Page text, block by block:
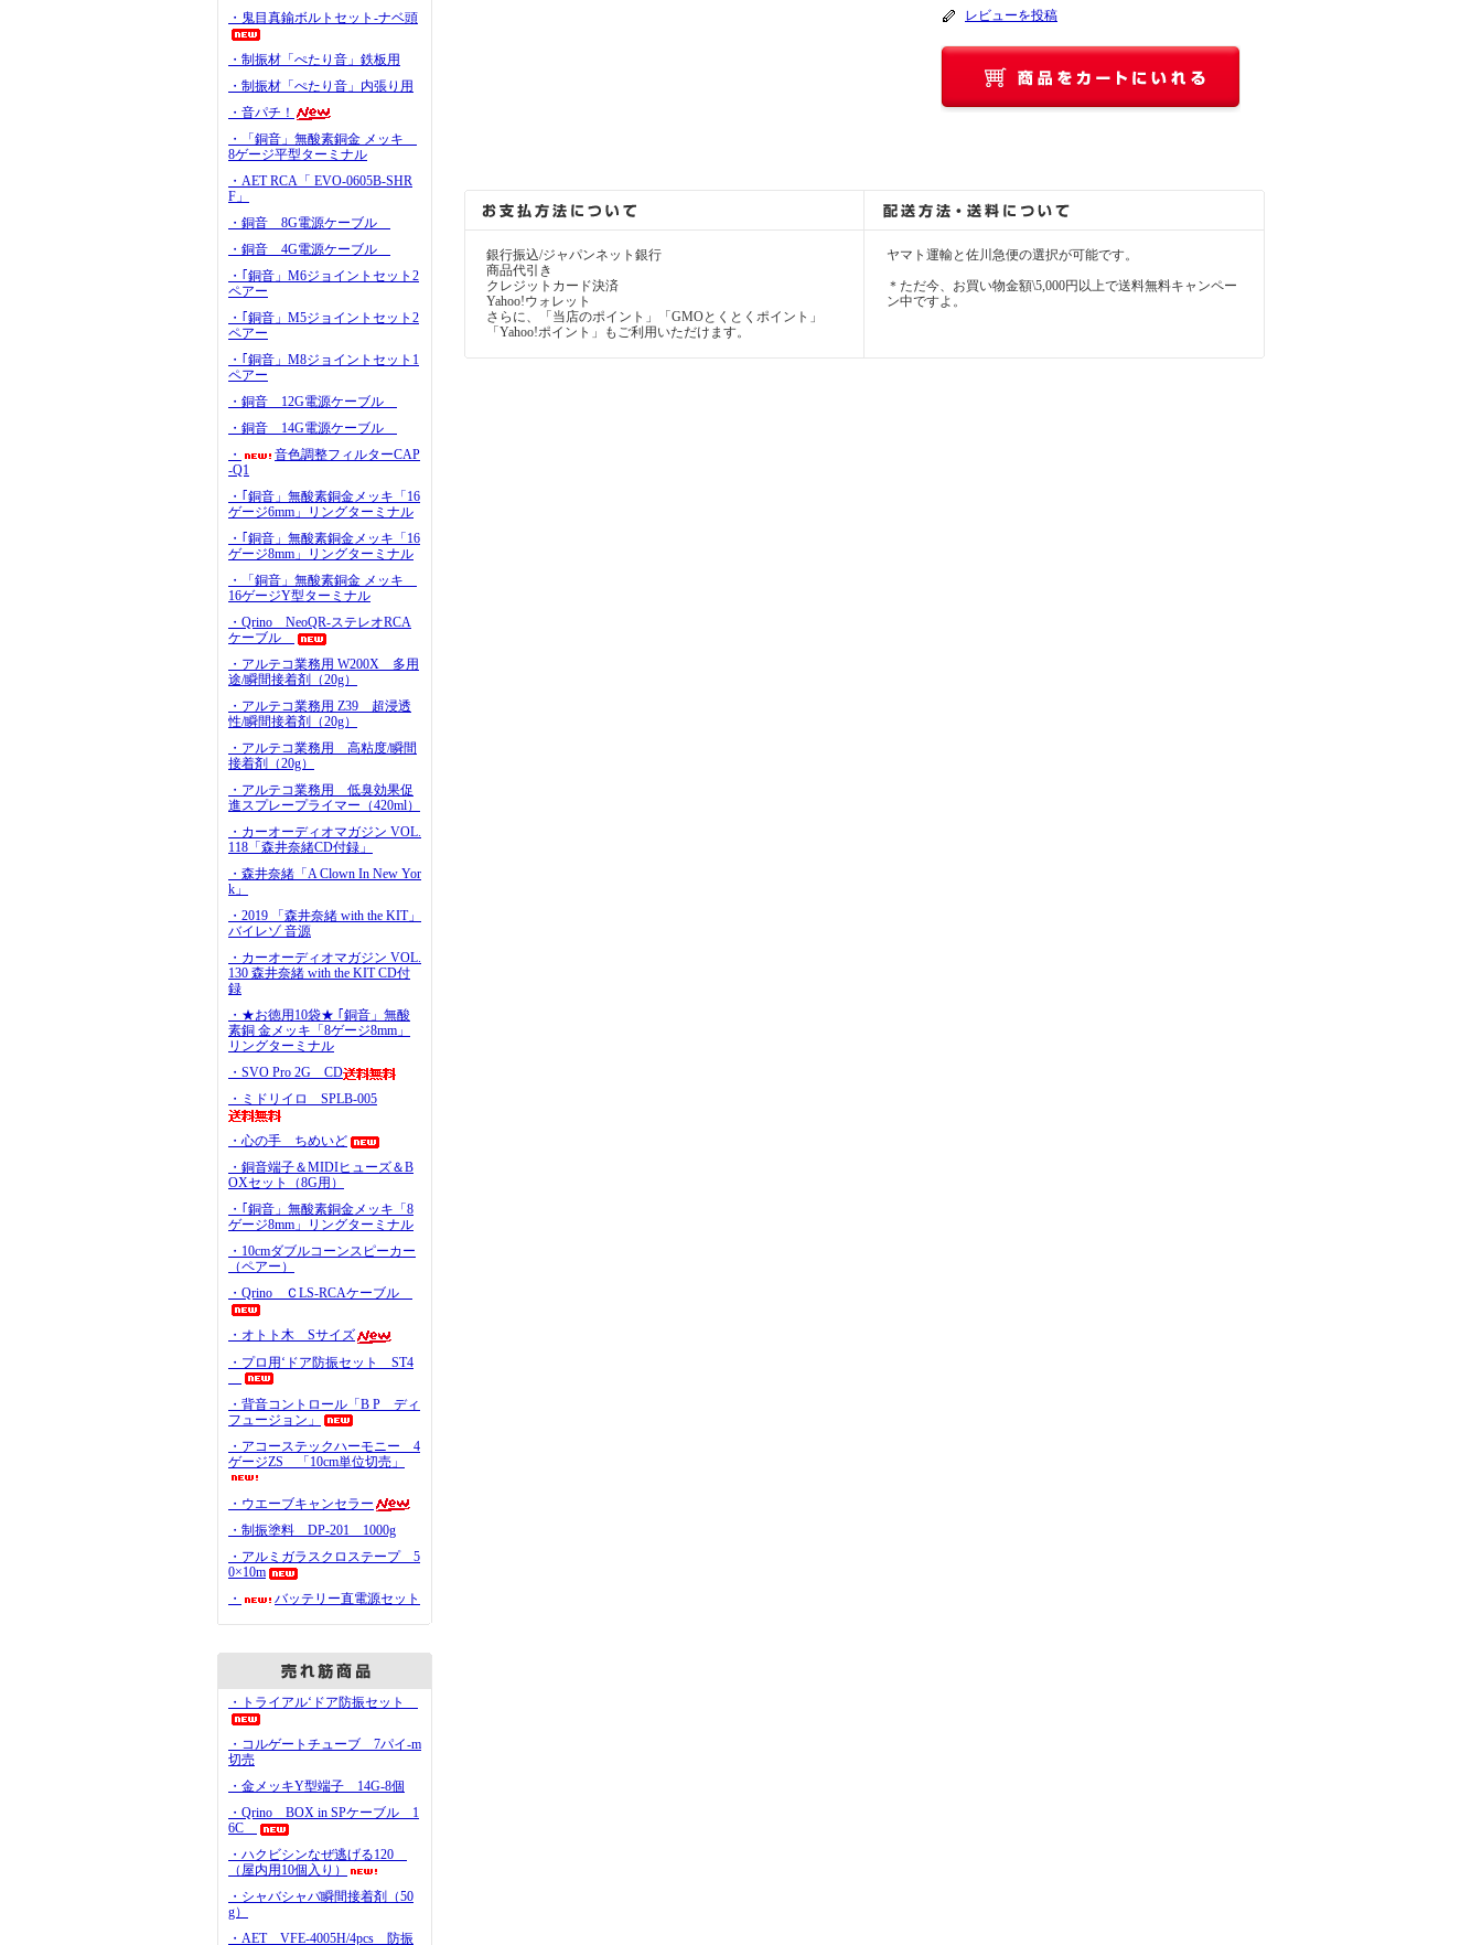
・鬼目真鍮ボルトセット-ナベ頭
・制振材「ぺたり音」鉄板用
・制振材「ぺたり音」内張り用
・音パチ！
・「銅音」無酸素銅金 メッキ
8ゲージ平型ターミナル
・AET RCA「 EVO-0605B-SHR
F」
・銅音 8G電源ケーブル
・銅音 4G電源ケーブル
・｢銅音」M6ジョイントセット2
ペアー
・｢銅音」M5ジョイントセット2
ペアー
・｢銅音」M8ジョイントセット1
ペアー
・銅音 12G電源ケーブル
・銅音 14G電源ケーブル
・
音色調整フィルターCAP
-Q1
・｢銅音」無酸素銅金メッキ「16
ゲージ6mm」リングターミナル
・｢銅音」無酸素銅金メッキ「16
ゲージ8mm」リングターミナル
・「銅音」無酸素銅金 メッキ
16ゲージY型ターミナル
・Qrino NeoQR-ステレオRCA
ケーブル
・アルテコ業務用 W200X 多用
途/瞬間接着剤（20g）
・アルテコ業務用 Z39 超浸透
性/瞬間接着剤（20g）
・アルテコ業務用 高粘度/瞬間
接着剤（20g）
・アルテコ業務用 低臭効果促
進スプレープライマー（420ml）
・カーオーディオマガジン VOL.
118「森井奈緒CD付録」
・森井奈緒「A Clown In New Yor
k」
・2019 「森井奈緒 with the KIT」
バイレゾ 音源
・カーオーディオマガジン VOL.
130 森井奈緒 with the KIT CD付
録
・★お徳用10袋★ ｢銅音」無酸
素銅 金メッキ「8ゲージ8mm」
リングターミナル
・SVO Pro 2G CD
・ミドリイロ SPLB-005
・心の手 ちめいど
・銅音端子＆MIDIヒューズ＆B
OXセット（8G用）
・｢銅音」無酸素銅金メッキ「8
ゲージ8mm」リングターミナル
・10cmダブルコーンスピーカー
（ペアー）
・Qrino ＣLS-RCAケーブル
・オトト木 Sサイズ
・プロ用‘ドア防振セット ST4
・背音コントロール「B P ディ
フュージョン」
・アコーステックハーモニー 4
ゲージZS 「10cm単位切売」
・ウエーブキャンセラー
・制振塗料 DP-201 1000g
・アルミガラスクロステープ 5
0×10m
・
バッテリー直電源セット
・トライアル‘ドア防振セット
・コルゲートチューブ 7パイ-m
切売
・金メッキY型端子 14G-8個
・Qrino BOX in SPケーブル 1
6C
・ハクビシンなぜ逃げる120
（屋内用10個入り）
・シャバシャバ瞬間接着剤（50
g）
・AET VFE-4005H/4pcs 防振
レビューを投稿
銀行振込/ジャパンネット銀行
商品代引き
クレジットカード決済
Yahoo!ウォレット
さらに、「当店のポイント」「GMOとくとくポイント」
「Yahoo!ポイント」もご利用いただけます。
ヤマト運輸と佐川急便の選択が可能です。
＊ただ今、お買い物金額\5,000円以上で送料無料キャンペー
ン中ですよ。